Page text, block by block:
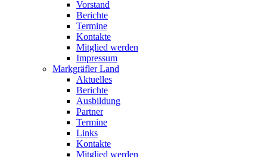
Vorstand
Berichte
Termine
Kontakte
Mitglied werden
Impressum
Markgräfler Land
Aktuelles
Berichte
Ausbildung
Partner
Termine
Links
Kontakte
Mitglied werden